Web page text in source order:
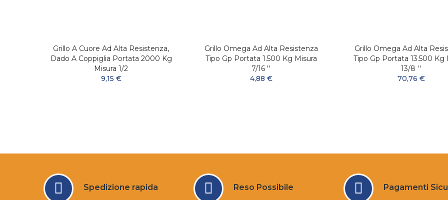
Grillo A Cuore Ad Alta Resistenza,
Dado A Coppiglia Portata 2000 Kg
Misura 1/2
9,15 €
Grillo Omega Ad Alta Resistenza
Tipo Gp Portata 1.500 Kg Misura
7/16 ''
4,88 €
Grillo Omega Ad Alta
Tipo Gp Portata 13.500 Kg
13/8 ''
70,76 €
Spedizione rapida Reso Possibile Pagamenti